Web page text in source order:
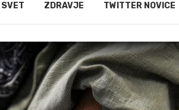
SVET ZDRAVJE TWITTER NOVICE